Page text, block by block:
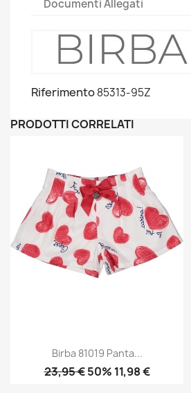
Documenti Allegati
Riferimento85313-95Z
PRODOTTI CORRELATI
Birba 81019 Panta...
23,95 €50% 11,98 €